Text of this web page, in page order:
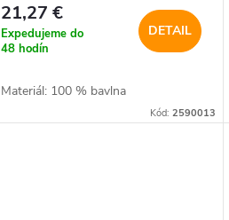
21,27 €
Expedujeme do
48 hodín
DETAIL
Materiál: 100 % bavlna
Kód: 2590013